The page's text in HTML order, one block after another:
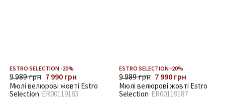
ESTRO SELECTION -20%
9 989 грн 7 990 грн
Мюлі велюрові жовті Estro
Selection ER00119183
ESTRO SELECTION -20%
9 989 грн 7 990 грн
Мюлі велюрові жовті Estro
Selection ER00119187